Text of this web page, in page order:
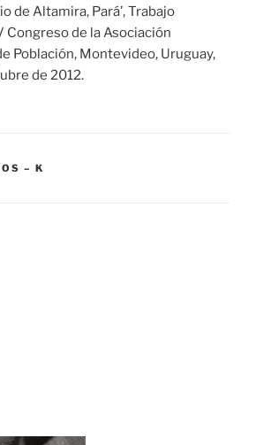
de Altamira, Pará’, Trabajo
Congreso de la Asociación
Población, Montevideo, Uruguay,
de 2012.
– K